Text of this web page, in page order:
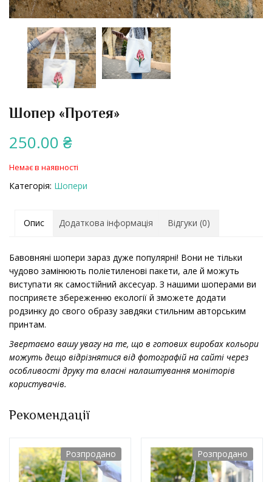
Шопер «Протея»
250.00 ₴
Немає в наявності
Категорія: Шопери
Опис Додаткова інформація Відгуки (0)
Бавовняні шопери зараз дуже популярні! Вони не тільки
чудово замінюють поліетиленові пакети, але й можуть
виступати як самостійний аксесуар. З нашими шоперами ви
посприяєте збереженню екології й зможете додати
родзинку до свого образу завдяки стильним авторським
принтам.
Звертаємо вашу увагу на те, що в готових виробах кольори
можуть дещо відрізнятися від фотографій на сайті через
особливості друку та власні налаштування моніторів
користувачів.
Рекомендації
Розпродано Розпродано